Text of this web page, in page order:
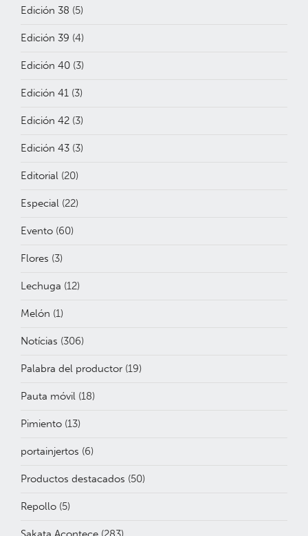
Edición 38 (5)
Edición 39 (4)
Edición 40 (3)
Edición 41 (3)
Edición 42 (3)
Edición 43 (3)
Editorial (20)
Especial (22)
Evento (60)
Flores (3)
Lechuga (12)
Melón (1)
Notícias (306)
Palabra del productor (19)
Pauta móvil (18)
Pimiento (13)
portainjertos (6)
Productos destacados (50)
Repollo (5)